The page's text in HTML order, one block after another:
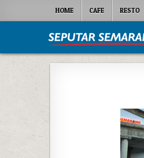
HOME CAFE RESTO
Seputar Semarang